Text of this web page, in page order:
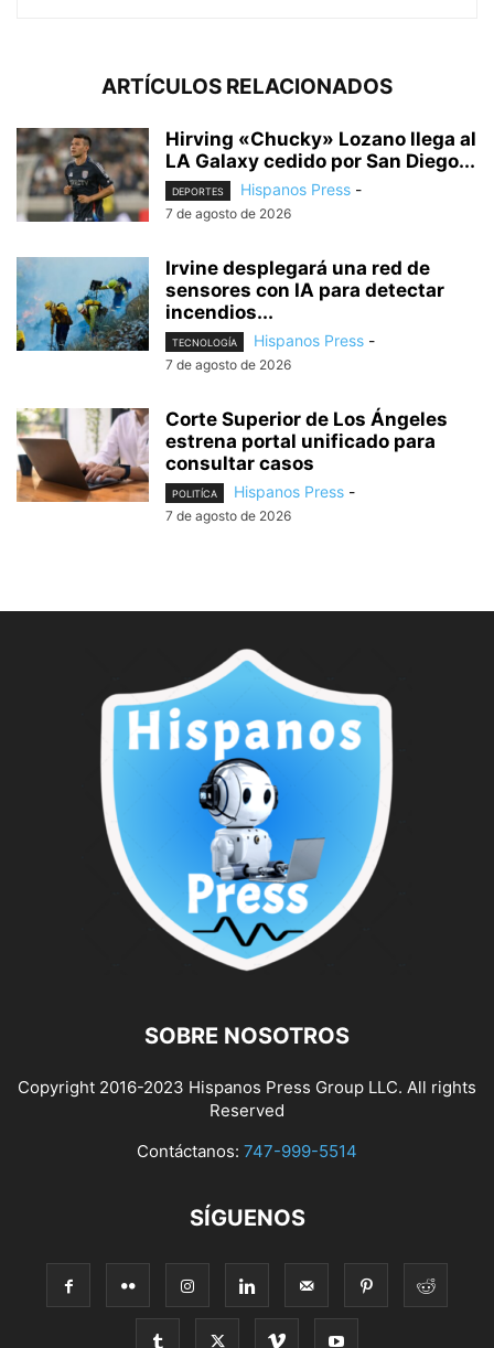
ARTÍCULOS RELACIONADOS
Hirving «Chucky» Lozano llega al
LA Galaxy cedido por San Diego...
DEPORTES Hispanos Press -
7 de agosto de 2026
Irvine desplegará una red de
sensores con IA para detectar
incendios...
TECNOLOGÍA Hispanos Press -
7 de agosto de 2026
Corte Superior de Los Ángeles
estrena portal unificado para
consultar casos
POLITÍCA Hispanos Press -
7 de agosto de 2026
SOBRE NOSOTROS
Copyright 2016-2023 Hispanos Press Group LLC. All rights
Reserved
Contáctanos: 747-999-5514
SÍGUENOS